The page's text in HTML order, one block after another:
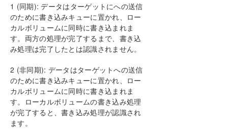
1 (同期): データはターゲットにへの送信
のために書き込みキューに置かれ、ロー
カルボリュームに同時に書き込まれま
す。両方の処理が完了するまで、書き込
み処理は完了したとは認識されません。
2 (非同期): データはターゲットへの送信
のために書き込みキューに置かれ、ロー
カルボリュームに同時に書き込まれま
す。ローカルボリュームの書き込み処理
が完了すると、書き込み処理が認識され
ます。